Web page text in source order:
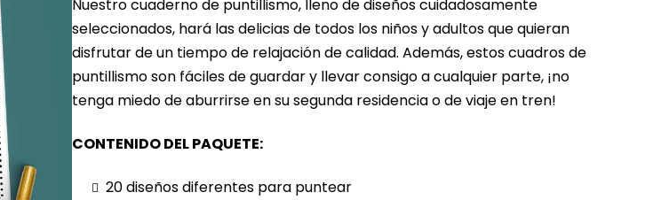
media
del
producto
es
de
sobre
Nuestro cuaderno de puntillismo, lleno de diseños cuidadosamente
seleccionados, hará las delicias de todos los niños y adultos que quieran
disfrutar de un tiempo de relajación de calidad. Además, estos cuadros de
puntillismo son fáciles de guardar y llevar consigo a cualquier parte, ¡no
tenga miedo de aburrirse en su segunda residencia o de viaje en tren!
CONTENIDO DEL PAQUETE:
20 diseños diferentes para puntear